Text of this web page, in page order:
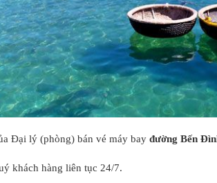
Đại lý (phòng) bán vé máy bay đường Bến
khách hàng liên tục 24/7.